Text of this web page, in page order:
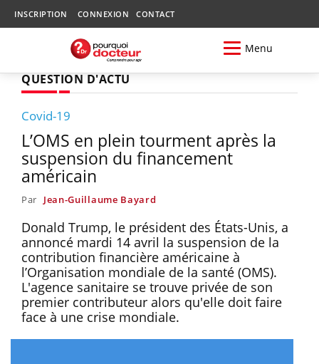
INSCRIPTION CONNEXION CONTACT
Menu
QUESTION D'ACTU
Covid-19
L’OMS en plein tourment après la
suspension du financement
américain
Par Jean-Guillaume Bayard
Donald Trump, le président des États-Unis, a
annoncé mardi 14 avril la suspension de la
contribution financière américaine à
l’Organisation mondiale de la santé (OMS).
L'agence sanitaire se trouve privée de son
premier contributeur alors qu'elle doit faire
face à une crise mondiale.